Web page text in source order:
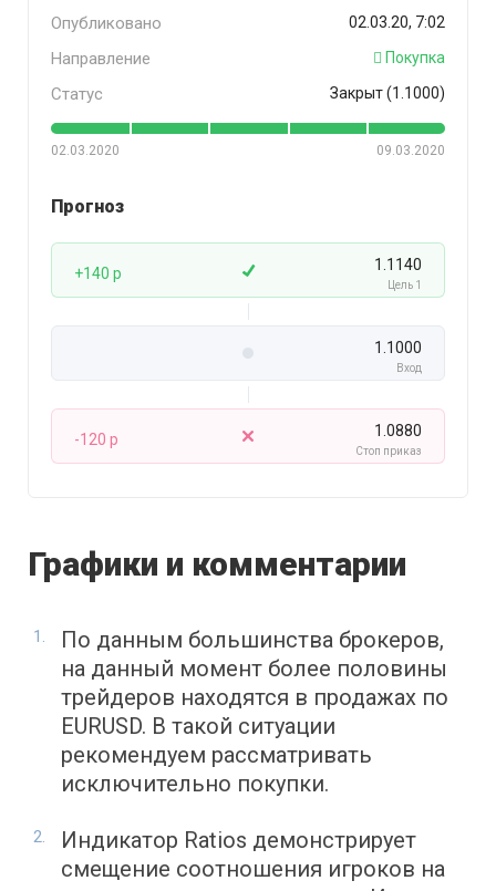
Опубликовано 02.03.20, 7:02
Направление Покупка
Статус Закрыт (1.1000)
02.03.2020 09.03.2020
Прогноз
+140 p 1.1140
Цель 1
1.1000
Вход
-120 p 1.0880
Стоп приказ
Графики и комментарии
По данным большинства брокеров,
на данный момент более половины
трейдеров находятся в продажах по
EURUSD. В такой ситуации
рекомендуем рассматривать
исключительно покупки.
Индикатор Ratios демонстрирует
смещение соотношения игроков на